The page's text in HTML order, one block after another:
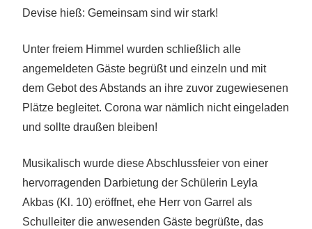
Devise hieß: Gemeinsam sind wir stark!
Unter freiem Himmel wurden schließlich alle
angemeldeten Gäste begrüßt und einzeln und mit
dem Gebot des Abstands an ihre zuvor zugewiesenen
Plätze begleitet. Corona war nämlich nicht eingeladen
und sollte draußen bleiben!
Musikalisch wurde diese Abschlussfeier von einer
hervorragenden Darbietung der Schülerin Leyla
Akbas (Kl. 10) eröffnet, ehe Herr von Garrel als
Schulleiter die anwesenden Gäste begrüßte, das